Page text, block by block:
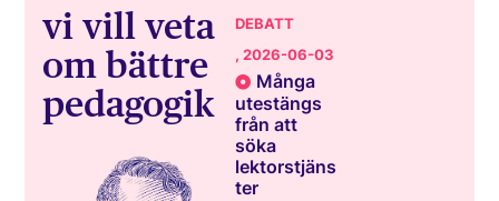
vi vill veta
om bättre
pedagogik
DEBATT
, 2026-06-03
Många
utestängs
från att
söka
lektorstjäns
ter